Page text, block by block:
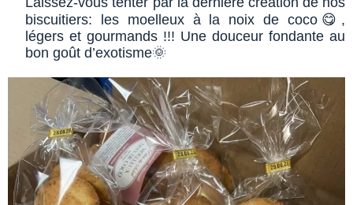
biscuitiers: les moelleux à la noix de coco😋,
légers et gourmands !!! Une douceur fondante au
bon goût d’exotisme🌞